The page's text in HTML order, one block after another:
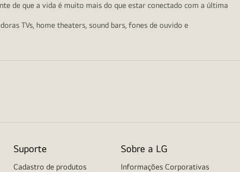
de que a vida é muito mais do que estar conectado com a última
TVs, home theaters, sound bars, fones de ouvido e
Suporte
Cadastro de produtos
Sobre a LG
Informações Corporativas